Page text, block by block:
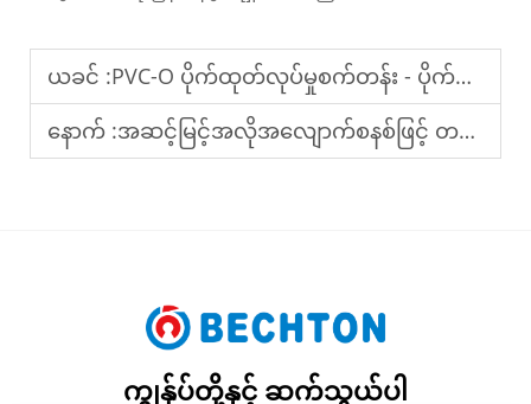
ယခင် :PVC-O ပိုက်ထုတ်လုပ်မှုစက်တန်း - ပိုက်၏သက်တမ်းနှင့် ယုံကြည်စိတ်ချရမှုကို တိုးမြှင့်ပေးခြင်း
နောက် :အဆင့်မြင့်အလိုအလျောက်စနစ်ဖြင့် တည်ငြိမ်ပြီး ရပ်ဆိုင်းမှုနည်းသော PVC-O ပိုက်ထုတ်လုပ်ရန်စက်စီး
ကျွန်ုပ်တို့နှင့် ဆက်သွယ်ပါ